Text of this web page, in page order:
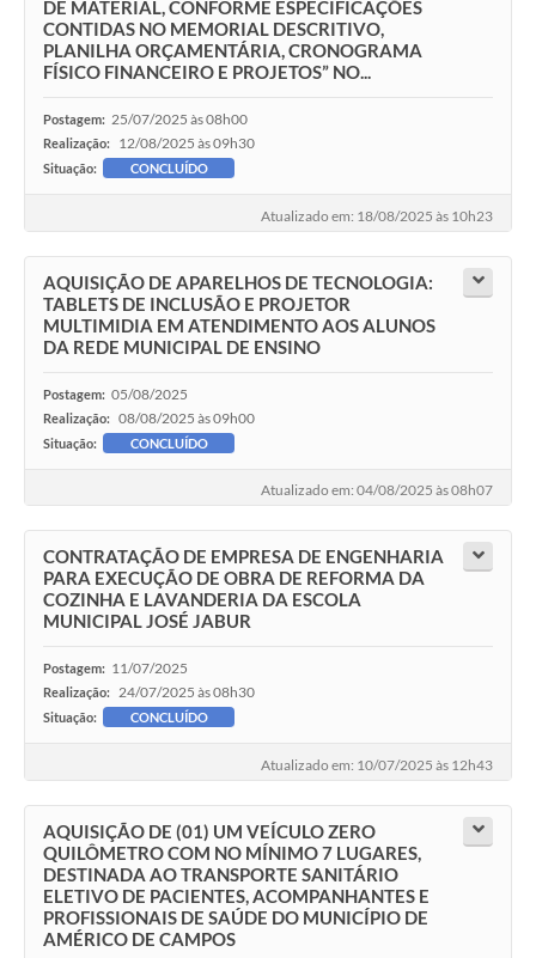
DE MATERIAL, CONFORME ESPECIFICAÇÕES
CONTIDAS NO MEMORIAL DESCRITIVO,
PLANILHA ORÇAMENTÁRIA, CRONOGRAMA
FÍSICO FINANCEIRO E PROJETOS” NO...
Postagem: 25/07/2025 às 08h00
Realização: 12/08/2025 às 09h30
Situação: CONCLUÍDO
Atualizado em: 18/08/2025 às 10h23
AQUISIÇÃO DE APARELHOS DE TECNOLOGIA:
TABLETS DE INCLUSÃO E PROJETOR
MULTIMIDIA EM ATENDIMENTO AOS ALUNOS
DA REDE MUNICIPAL DE ENSINO
Postagem: 05/08/2025
Realização: 08/08/2025 às 09h00
Situação: CONCLUÍDO
Atualizado em: 04/08/2025 às 08h07
CONTRATAÇÃO DE EMPRESA DE ENGENHARIA
PARA EXECUÇÃO DE OBRA DE REFORMA DA
COZINHA E LAVANDERIA DA ESCOLA
MUNICIPAL JOSÉ JABUR
Postagem: 11/07/2025
Realização: 24/07/2025 às 08h30
Situação: CONCLUÍDO
Atualizado em: 10/07/2025 às 12h43
AQUISIÇÃO DE (01) UM VEÍCULO ZERO
QUILÔMETRO COM NO MÍNIMO 7 LUGARES,
DESTINADA AO TRANSPORTE SANITÁRIO
ELETIVO DE PACIENTES, ACOMPANHANTES E
PROFISSIONAIS DE SAÚDE DO MUNICÍPIO DE
AMÉRICO DE CAMPOS